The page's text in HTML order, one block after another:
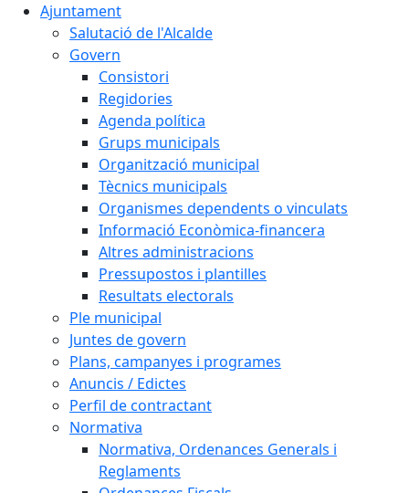
Ajuntament
Salutació de l'Alcalde
Govern
Consistori
Regidories
Agenda política
Grups municipals
Organització municipal
Tècnics municipals
Organismes dependents o vinculats
Informació Econòmica-financera
Altres administracions
Pressupostos i plantilles
Resultats electorals
Ple municipal
Juntes de govern
Plans, campanyes i programes
Anuncis / Edictes
Perfil de contractant
Normativa
Normativa, Ordenances Generals i
Reglaments